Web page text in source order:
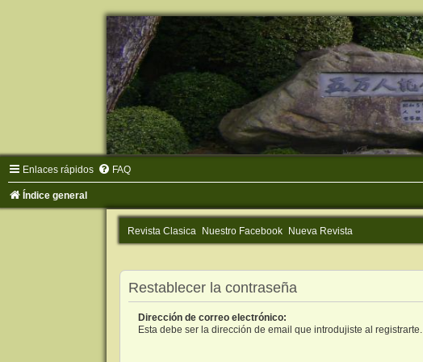
Enlaces rápidos FAQ
Índice general
Revista Clasica Nuestro Facebook Nueva Revista
Restablecer la contraseña
Dirección de correo electrónico:
Esta debe ser la dirección de email que introdujiste al registrarte.